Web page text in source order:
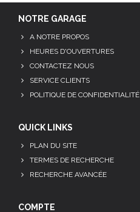
NOTRE GARAGE
A NOTRE PROPOS
HEURES D'OUVERTURES
CONTACTEZ NOUS
SERVICE CLIENTS
POLITIQUE DE CONFIDENTIALITÉ
QUICK LINKS
PLAN DU SITE
TERMES DE RECHERCHE
RECHERCHE AVANCÉE
COMPTE